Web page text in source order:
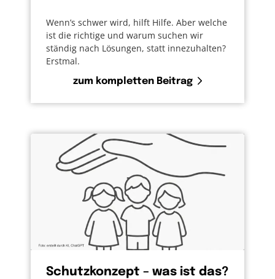
Wenn’s schwer wird, hilft Hilfe. Aber welche
ist die richtige und warum suchen wir
ständig nach Lösungen, statt innezuhalten?
Erstmal.
zum kompletten Beitrag
Schutzkonzept – was ist das?